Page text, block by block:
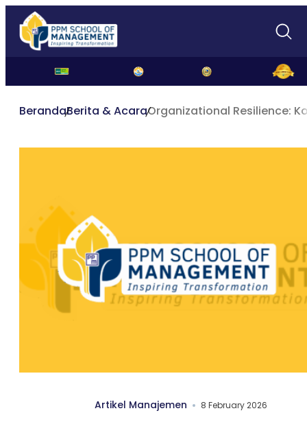
BerandaBerita & AcaraOrganizational Resilience:
Artikel Manajemen 8 February 2026